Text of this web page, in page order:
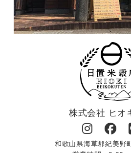
株式会社 ヒオ
和歌山県海草郡紀美野